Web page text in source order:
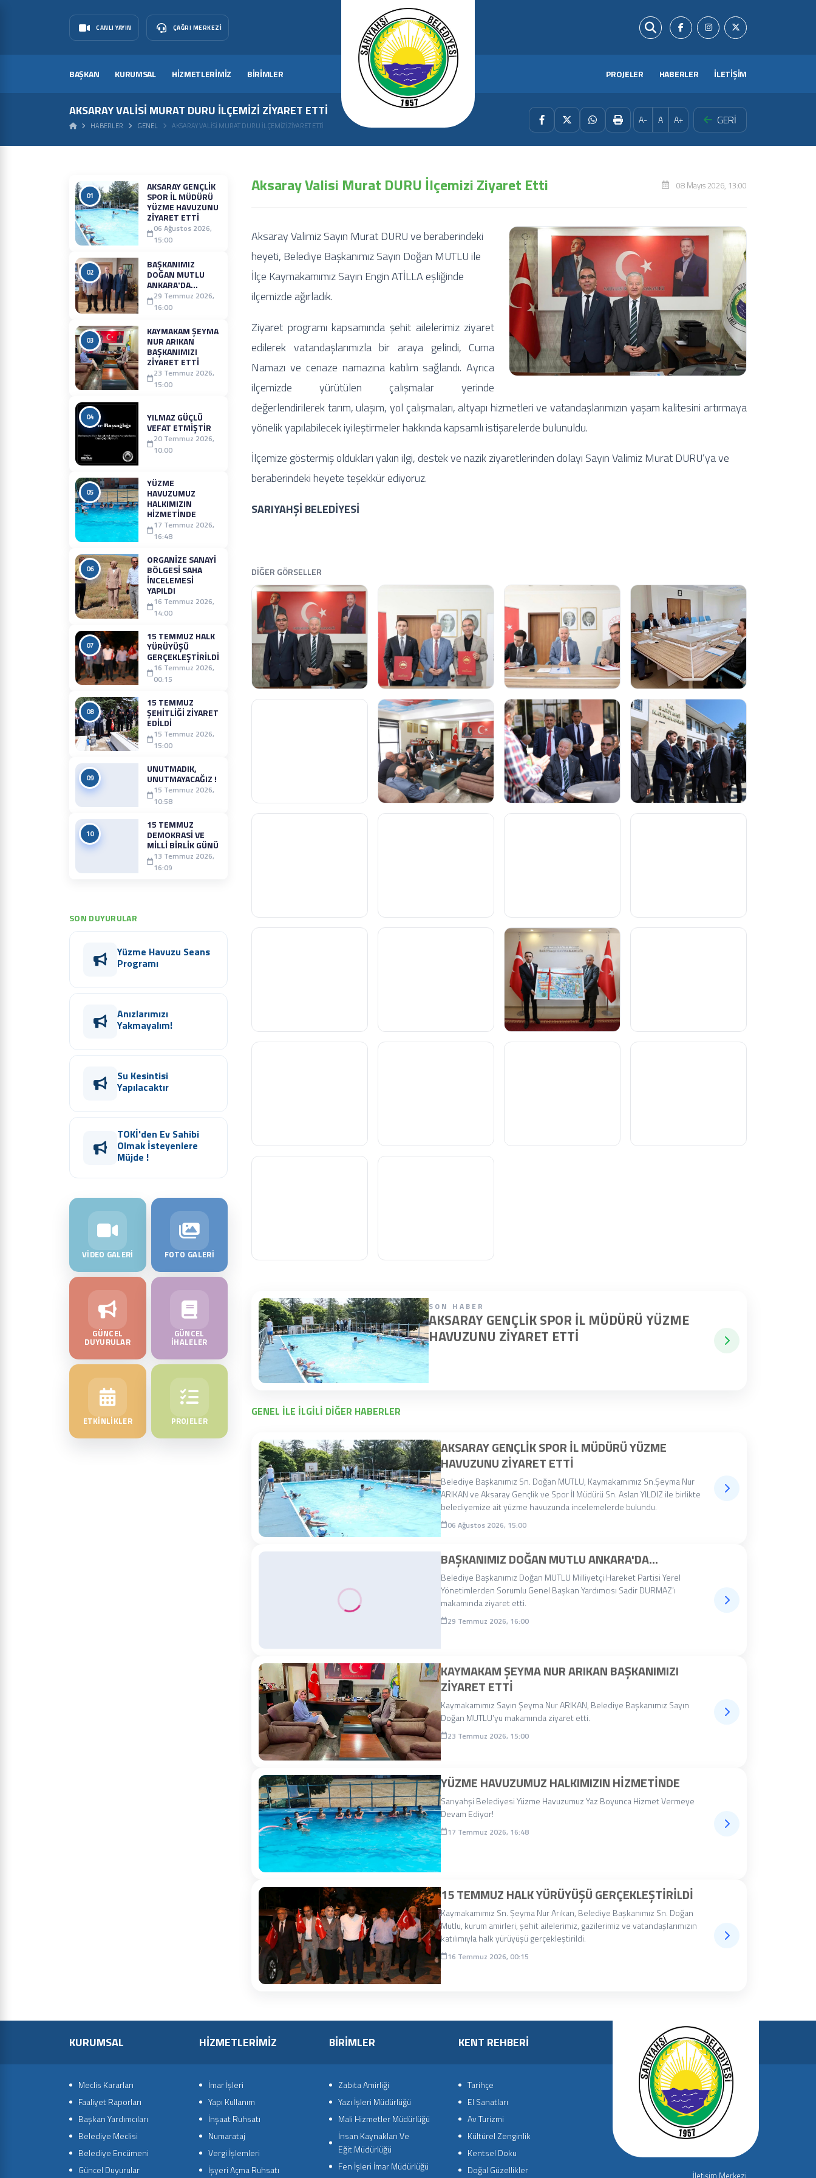
CANLI YAYIN ÇAĞRI MERKEZI
BAŞKAN KURUMSAL HİZMETLERİMİZ BİRİMLER PROJELER HABERLER İLETİŞİM
AKSARAY VALISI MURAT DURU İLÇEMIZI ZIYARET ETTI
HABERLER GENEL AKSARAY VALISI MURAT DURU İLÇEMIZI ZIYARET ETTI A- A A+ GERİ
01
AKSARAY GENÇLIK
SPOR İL MÜDÜRÜ
YÜZME HAVUZUNU
ZIYARET ETTI
06 Ağustos 2026,
15:00
02
BAŞKANIMIZ
DOĞAN MUTLU
ANKARA'DA...
29 Temmuz 2026,
16:00
03
KAYMAKAM ŞEYMA
NUR ARIKAN
BAŞKANIMIZI
ZIYARET ETTI
23 Temmuz 2026,
15:00
04
YILMAZ GÜÇLÜ
VEFAT ETMİŞTİR
20 Temmuz 2026,
10:00
05
YÜZME
HAVUZUMUZ
HALKIMIZIN
HIZMETINDE
17 Temmuz 2026,
16:48
06
ORGANIZE SANAYI
BÖLGESI SAHA
İNCELEMESI
YAPILDI
16 Temmuz 2026,
14:00
07
15 TEMMUZ HALK
YÜRÜYÜŞÜ
GERÇEKLEŞTIRILDI
16 Temmuz 2026,
00:15
08
15 TEMMUZ
ŞEHITLIĞI ZIYARET
EDILDI
15 Temmuz 2026,
15:00
09
UNUTMADIK,
UNUTMAYACAĞIZ !
15 Temmuz 2026,
10:58
10
15 TEMMUZ
DEMOKRASI VE
MILLI BIRLIK GÜNÜ
13 Temmuz 2026,
16:09
SON DUYURULAR
Yüzme Havuzu Seans
Programı
Anızlarımızı
Yakmayalım!
Su Kesintisi
Yapılacaktır
TOKİ'den Ev Sahibi
Olmak İsteyenlere
Müjde !
VİDEO GALERİ FOTO GALERİ
GÜNCEL
DUYURULAR
GÜNCEL
İHALELER
ETKİNLİKLER PROJELER
Aksaray Valisi Murat DURU İlçemizi Ziyaret Etti 08 Mayıs 2026, 13:00
Aksaray Valimiz Sayın Murat DURU ve beraberindeki
heyeti, Belediye Başkanımız Sayın Doğan MUTLU ile
İlçe Kaymakamımız Sayın Engin ATİLLA eşliğinde
ilçemizde ağırladık.
Ziyaret programı kapsamında şehit ailelerimiz ziyaret
edilerek vatandaşlarımızla bir araya gelindi, Cuma
Namazı ve cenaze namazına katılım sağlandı. Ayrıca
ilçemizde yürütülen çalışmalar yerinde
değerlendirilerek tarım, ulaşım, yol çalışmaları, altyapı hizmetleri ve vatandaşlarımızın yaşam kalitesini artırmaya
yönelik yapılabilecek iyileştirmeler hakkında kapsamlı istişarelerde bulunuldu.
İlçemize göstermiş oldukları yakın ilgi, destek ve nazik ziyaretlerinden dolayı Sayın Valimiz Murat DURU’ya ve
beraberindeki heyete teşekkür ediyoruz.
SARIYAHŞİ BELEDİYESİ
DİĞER GÖRSELLER
SON HABER
AKSARAY GENÇLIK SPOR İL MÜDÜRÜ YÜZME
HAVUZUNU ZIYARET ETTI
GENEL İLE İLGİLİ DİĞER HABERLER
AKSARAY GENÇLIK SPOR İL MÜDÜRÜ YÜZME
HAVUZUNU ZIYARET ETTI
Belediye Başkanımız Sn. Doğan MUTLU, Kaymakamımız Sn.Şeyma Nur
ARIKAN ve Aksaray Gençlik ve Spor İl Müdürü Sn. Aslan YILDIZ ile birlikte
belediyemize ait yüzme havuzunda incelemelerde bulundu.
06 Ağustos 2026, 15:00
BAŞKANIMIZ DOĞAN MUTLU ANKARA'DA...
Belediye Başkanımız Doğan MUTLU Milliyetçi Hareket Partisi Yerel
Yönetimlerden Sorumlu Genel Başkan Yardımcısı Sadir DURMAZ’ı
makamında ziyaret etti.
29 Temmuz 2026, 16:00
KAYMAKAM ŞEYMA NUR ARIKAN BAŞKANIMIZI
ZIYARET ETTI
Kaymakamımız Sayın Şeyma Nur ARIKAN, Belediye Başkanımız Sayın
Doğan MUTLU’yu makamında ziyaret etti.
23 Temmuz 2026, 15:00
YÜZME HAVUZUMUZ HALKIMIZIN HIZMETINDE
Sarıyahşi Belediyesi Yüzme Havuzumuz Yaz Boyunca Hizmet Vermeye
Devam Ediyor!
17 Temmuz 2026, 16:48
15 TEMMUZ HALK YÜRÜYÜŞÜ GERÇEKLEŞTIRILDI
Kaymakamımız Sn. Şeyma Nur Arıkan, Belediye Başkanımız Sn. Doğan
Mutlu, kurum amirleri, şehit ailelerimiz, gazilerimiz ve vatandaşlarımızın
katılımıyla halk yürüyüşü gerçekleştirildi.
16 Temmuz 2026, 00:15
KURUMSAL
Meclis Kararları
Faaliyet Raporları
Başkan Yardımcıları
Belediye Meclisi
Belediye Encümeni
Güncel Duyurular
HİZMETLERİMİZ
İmar İşleri
Yapı Kullanım
İnşaat Ruhsatı
Numarataj
Vergi İşlemleri
İşyeri Açma Ruhsatı
BİRİMLER
Zabıta Amirliği
Yazı İşleri Müdürlüğü
Mali Hizmetler Müdürlüğü
İnsan Kaynakları Ve
Eğit.Müdürlüğü
Fen İşleri İmar Müdürlüğü
KENT REHBERİ
Tarihçe
El Sanatları
Av Turizmi
Kültürel Zenginlik
Kentsel Doku
Doğal Güzellikler
İletişim Merkezi